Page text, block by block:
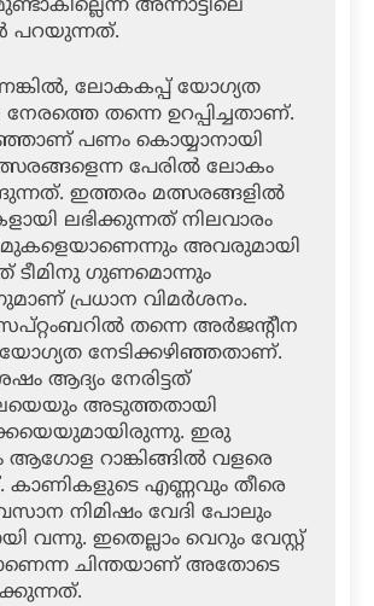
അന്നാട്ടിലെ
പറയുന്നത്.
ലോകകപ്പ് യോഗ്യത
തന്നെ ഉറപ്പിച്ചതാണ്.
പണം കൊയ്യാനായി
പേരില്‍ ലോകം
ഇത്തരം മത്സരങ്ങളില്‍
ലഭിക്കുന്നത് നിലവാരം
അവരുമായി
ടീമിനു ഗുണമൊന്നും
പ്രധാന വിമര്‍ശനം.
തന്നെ അര്‍ജന്റീന
നേടിക്കഴിഞ്ഞതാണ്.
ആദ്യം നേരിട്ടത്
അടുത്തതായി
ഇരു
ആഗോള റാങ്കിങ്ങില്‍ വളരെ
കാണികളുടെ എണ്ണവും തീരെ
നിമിഷം വേദി പോലും
വന്നു. ഇതെല്ലാം വെറും വേസ്റ്റ്
ചിന്തയാണ് അതോടെ